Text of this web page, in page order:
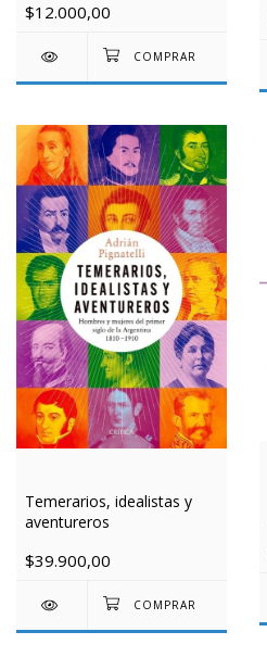
$12.000,00
Temerarios, idealistas y
aventureros
$39.900,00